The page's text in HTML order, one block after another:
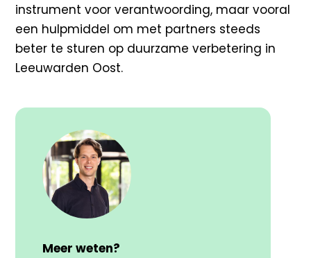
instrument voor verantwoording, maar vooral
een hulpmiddel om met partners steeds
beter te sturen op duurzame verbetering in
Leeuwarden Oost.
Meer weten?